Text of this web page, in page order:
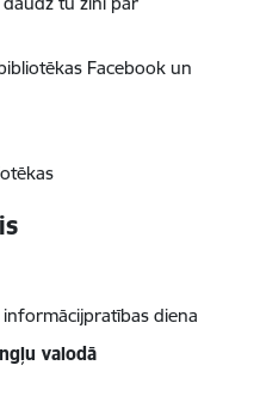
Facebook un
diena
valodā